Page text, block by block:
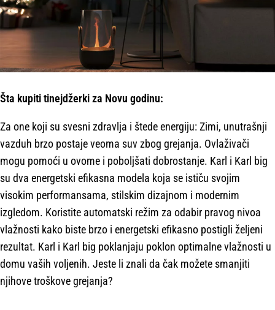
Šta kupiti tinejdžerki za Novu godinu:
Za one koji su svesni zdravlja i štede energiju: Zimi, unutrašnji
vazduh brzo postaje veoma suv zbog grejanja. Ovlaživači
mogu pomoći u ovome i poboljšati dobrostanje. Karl i Karl big
su dva energetski efikasna modela koja se ističu svojim
visokim performansama, stilskim dizajnom i modernim
izgledom. Koristite automatski režim za odabir pravog nivoa
vlažnosti kako biste brzo i energetski efikasno postigli željeni
rezultat. Karl i Karl big poklanjaju poklon optimalne vlažnosti u
domu vaših voljenih. Jeste li znali da čak možete smanjiti
njihove troškove grejanja?